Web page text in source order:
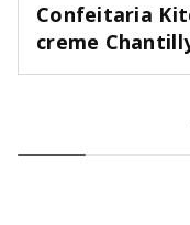
Confeitaria
creme